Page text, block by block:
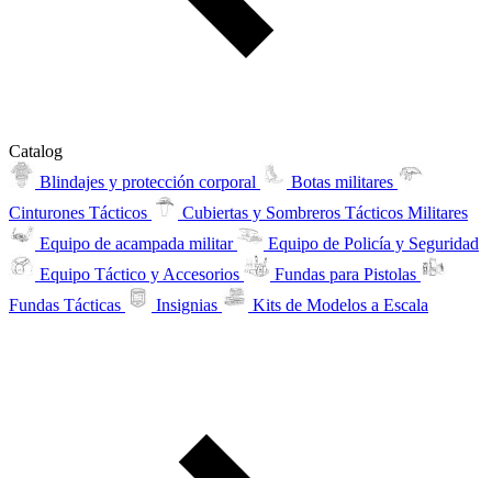
Catalog
Blindajes y protección corporal
Botas militares
Cinturones Tácticos
Cubiertas y Sombreros Tácticos Militares
Equipo de acampada militar
Equipo de Policía y Seguridad
Equipo Táctico y Accesorios
Fundas para Pistolas
Fundas Tácticas
Insignias Kits de Modelos a Escala